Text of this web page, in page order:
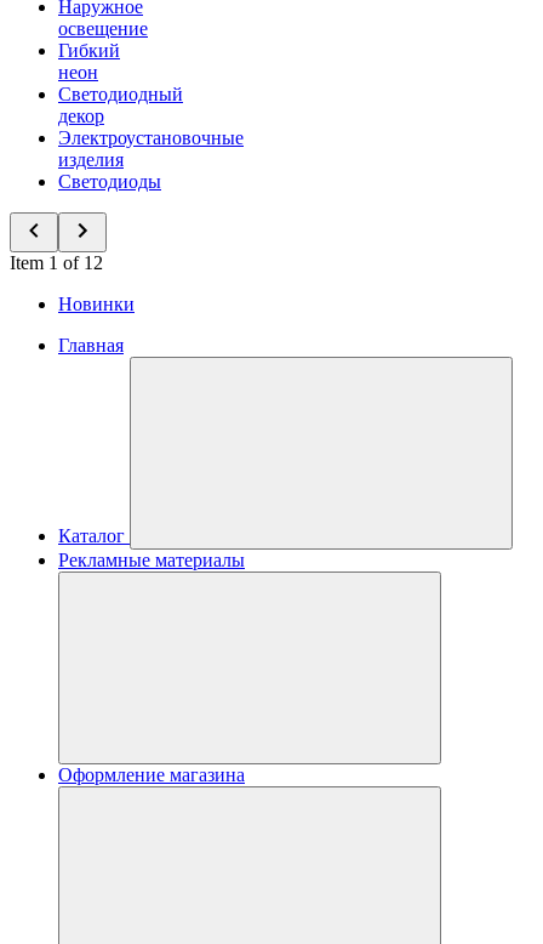
Наружное
освещение
Гибкий
неон
Светодиодный
декор
Электроустановочные
изделия
Светодиоды
Item 1 of 12
Новинки
Главная
Каталог
Рекламные материалы
Оформление магазина